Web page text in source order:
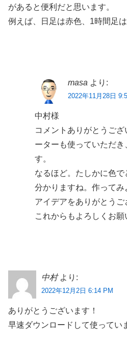
があると便利だと思います。
例えば、日足は赤色、1時間足は
masa より:
2022年11月28日
中村様
コメントありがとうご
ーターも使っていただき
す。
なるほど。たしかに色
分かりますね。作って
アイデアをありがとうご
これからもよろしくお願
中村 より:
2022年12月2日 6:14 PM
ありがとうございます！
早速ダウンロードして使ってい